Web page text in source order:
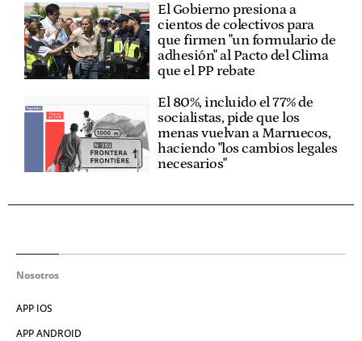
El Gobierno presiona a
cientos de colectivos para
que firmen "un formulario de
adhesión" al Pacto del Clima
que el PP rebate
El 80%, incluido el 77% de
socialistas, pide que los
menas vuelvan a Marruecos,
haciendo "los cambios legales
necesarios"
Nosotros
APP IOS
APP ANDROID